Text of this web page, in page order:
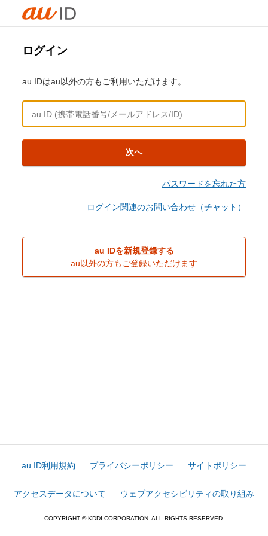
ログイン
au IDはau以外の方もご利用いただけます。
次へ
パスワードを忘れた方
ログイン関連のお問い合わせ（チャット）
au IDを新規登録する
au以外の方もご登録いただけます
au ID利用規約 プライバシーポリシー サイトポリシー
アクセスデータについて ウェブアクセシビリティの取り組み
COPYRIGHT © KDDI CORPORATION. ALL RIGHTS RESERVED.